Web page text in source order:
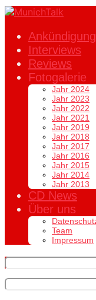
Ankündigung
Interviews
Reviews
Fotogalerie
Jahr 2024
Jahr 2023
Jahr 2022
Jahr 2021
Jahr 2019
Jahr 2018
Jahr 2017
Jahr 2016
Jahr 2015
Jahr 2014
Jahr 2013
CD News
Über uns
Team
Impressum